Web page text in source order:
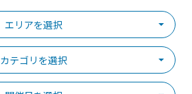
エリアを選択
カテゴリを選択